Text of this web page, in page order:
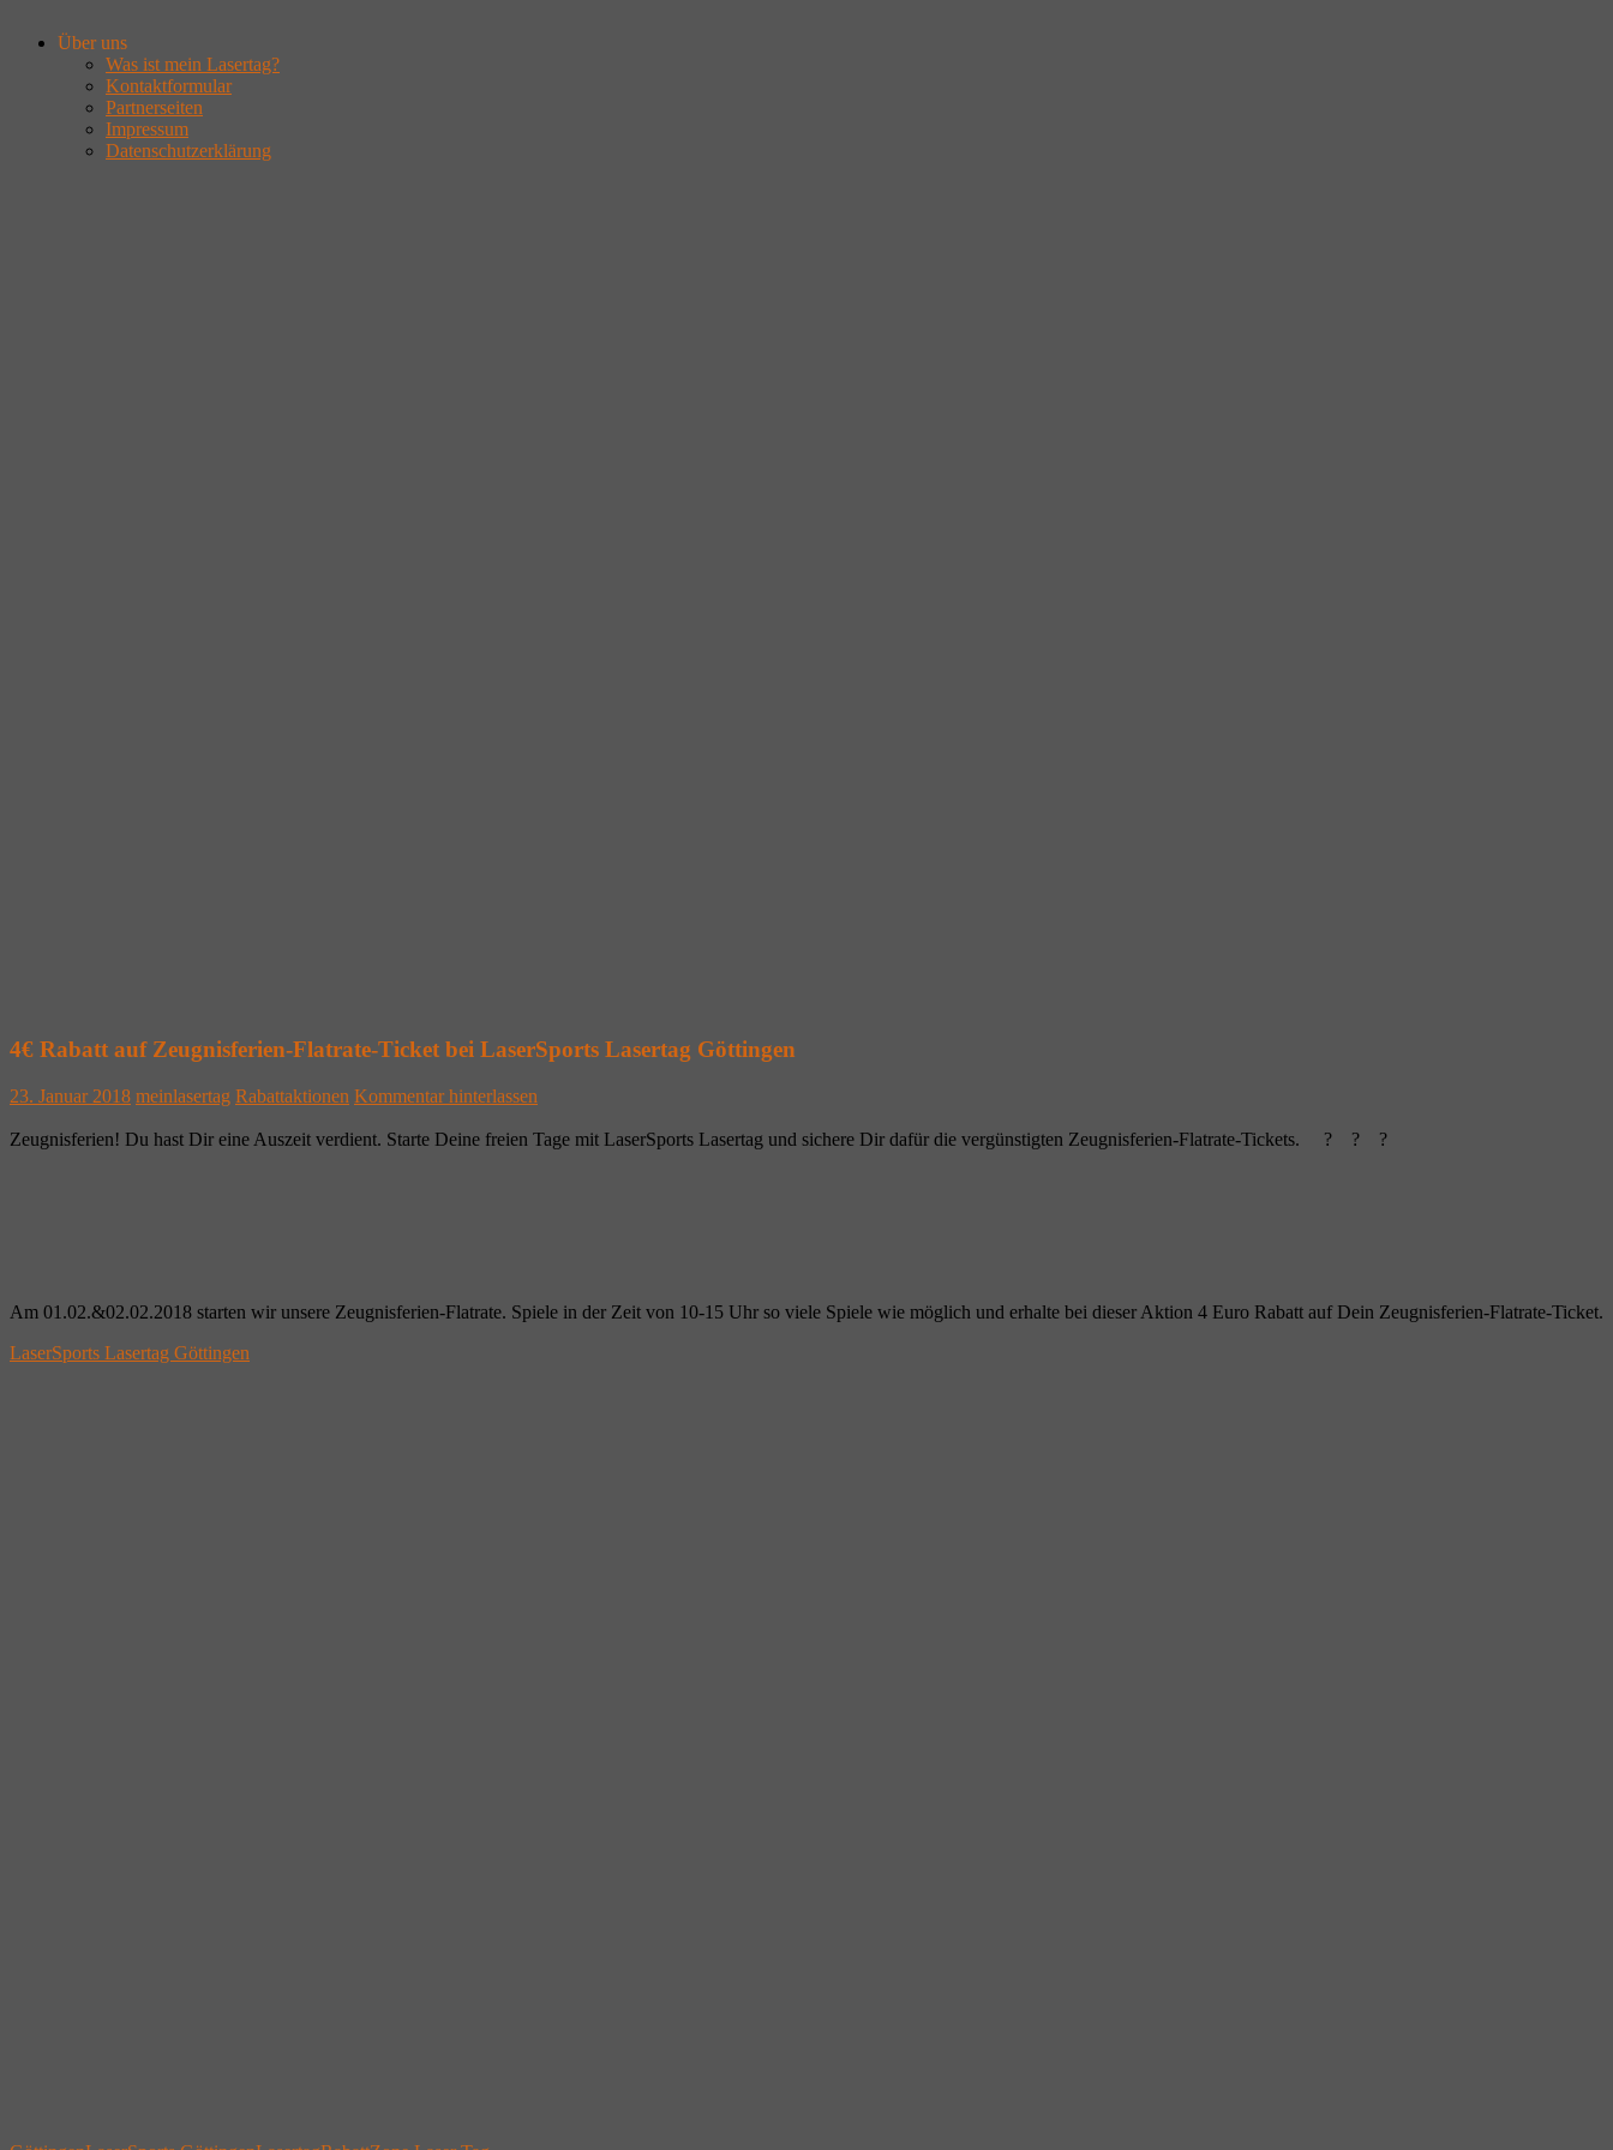
Über uns
Was ist mein Lasertag?
Kontaktformular
Partnerseiten
Impressum
Datenschutzerklärung
4€ Rabatt auf Zeugnisferien-Flatrate-Ticket bei LaserSports Lasertag Göttingen
23. Januar 2018 meinlasertag Rabattaktionen Kommentar hinterlassen
Zeugnisferien! Du hast Dir eine Auszeit verdient. Starte Deine freien Tage mit LaserSports Lasertag und sichere Dir dafür die vergünstigten Zeugnisferien-Flatrate-Tickets. ? ? ?
Am 01.02.&02.02.2018 starten wir unsere Zeugnisferien-Flatrate. Spiele in der Zeit von 10-15 Uhr so viele Spiele wie möglich und erhalte bei dieser Aktion 4 Euro Rabatt auf Dein Zeugnisferien-Flatrate-Ticket.
LaserSports Lasertag Göttingen